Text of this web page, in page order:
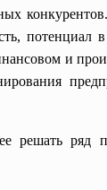
потенциал
и
решать ряд